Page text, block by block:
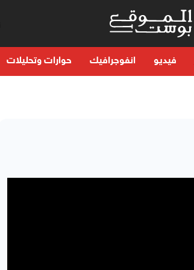
فيديو انفوجرافيك حوارات وتحليلات